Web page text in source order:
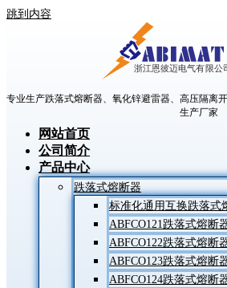
跳到内容
专业生产跌落式熔断器、氧化锌避雷器、高压隔离
生产厂家
网站首页
公司简介
产品中心
跌落式熔断器
标准化通用互换跌落式
ABFCO121跌落式熔断
ABFCO122跌落式熔断
ABFCO123跌落式熔断
ABFCO124跌落式熔断